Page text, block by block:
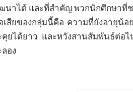
นาได้ และที่สำคัญ พวกนักศึกษาที่ช
เสียของกลุ่มนี้คือ ความที่ยังอายุน้
คุยได้ยาว และหวังสานสัมพันธ์ต่อ
อง